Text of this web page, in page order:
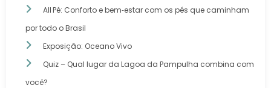
All Pé: Conforto e bem‑estar com os pés que caminham
por todo o Brasil
Exposição: Oceano Vivo
Quiz – Qual lugar da Lagoa da Pampulha combina com
você?